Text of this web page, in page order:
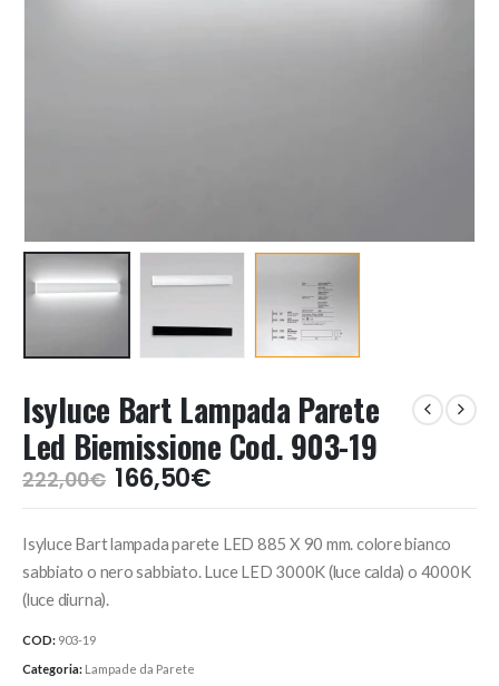
Isyluce Bart Lampada Parete
Led Biemissione Cod. 903-19
222,00€ Il
prezzo
era:
222,00€.
166,50€Il
prezzo
è:
166,50€.
Isyluce Bart lampada parete LED 885 X 90 mm. colore bianco
sabbiato o nero sabbiato. Luce LED 3000K (luce calda) o 4000K
(luce diurna).
COD: 903-19
Categoria: Lampade da Parete